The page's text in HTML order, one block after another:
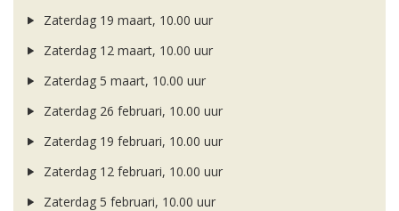
Zaterdag 19 maart, 10.00 uur
Zaterdag 12 maart, 10.00 uur
Zaterdag 5 maart, 10.00 uur
Zaterdag 26 februari, 10.00 uur
Zaterdag 19 februari, 10.00 uur
Zaterdag 12 februari, 10.00 uur
Zaterdag 5 februari, 10.00 uur